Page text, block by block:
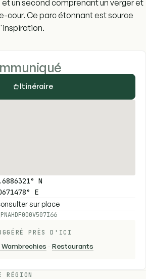
un second comprenant un verger et
cour. Ce parc étonnant est source
Itinéraire
N
E
sur place
PRÈS D'ICI
-Restaurants